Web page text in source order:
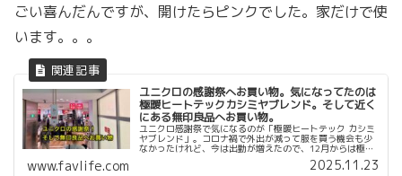
ごい喜んだんですが、開けたらピンクでした。家だけで使
います。。。
ユニクロの感謝祭へお買い物。気になってたのは
極暖ヒートテックカシミヤブレンド。そして近く
にある無印良品へお買い物。
ユニクロ感謝祭で気になるのが「極暖ヒートテック カシミ
ヤブレンド」。コロナ禍で外出が減って服を買う機会も少
なかったけれど、今は出勤が増えたので、12月からは極暖
シリーズが欠かせない存在になっています。ということで
www.favlife.com 2025.11.23